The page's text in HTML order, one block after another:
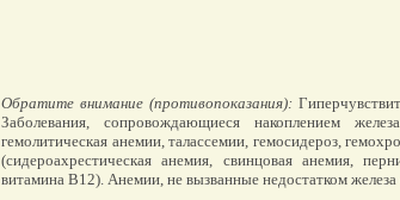
Обратите внимание (противопоказания):
Заболевания, сопровождающиеся накоплением
гемолитическая анемии, талассемии, гемосидероз,
(сидероахрестическая анемия, свинцовая анемия,
витамина B12). Анемии, не вызванные недостатком